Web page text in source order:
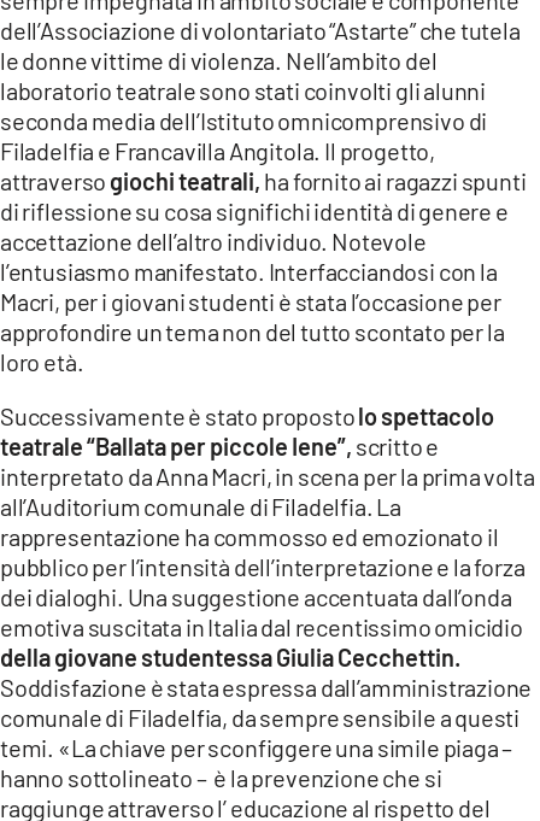
LACAPITALENEWS.IT
App
ANDROID
APPLE
dell’Associazione di volontariato “Astarte” che tutela
le donne vittime di violenza. Nell’ambito del
laboratorio teatrale sono stati coinvolti gli alunni
seconda media dell’Istituto omnicomprensivo di
Filadelfia e Francavilla Angitola. Il progetto,
attraverso giochi teatrali, ha fornito ai ragazzi spunti
di riflessione su cosa significhi identità di genere e
accettazione dell’altro individuo. Notevole
l’entusiasmo manifestato. Interfacciandosi con la
Macri, per i giovani studenti è stata l’occasione per
approfondire un tema non del tutto scontato per la
loro età.
Successivamente è stato propostolo spettacolo
teatrale “Ballata per piccole Iene”, scritto e
interpretato da Anna Macri, in scena per la prima volta
all’Auditorium comunale di Filadelfia. La
rappresentazione ha commosso ed emozionato il
pubblico per l’intensità dell’interpretazione e la forza
dei dialoghi. Una suggestione accentuata dall’onda
emotiva suscitata in Italia dal recentissimo omicidio
della giovane studentessa Giulia Cecchettin.
Soddisfazione è stata espressa dall’amministrazione
comunale di Filadelfia, da sempre sensibile a questi
temi. «La chiave per sconfiggere una simile piaga –
hanno sottolineato – è la prevenzione che si
raggiunge attraverso l’ educazione al rispetto del